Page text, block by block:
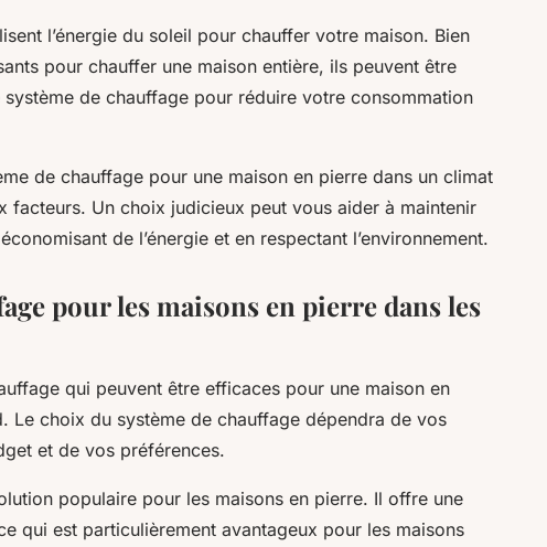
l’énergie du soleil pour chauffer votre maison. Bien
pour chauffer une maison entière, ils peuvent être
système de chauffage pour réduire votre consommation
de chauffage pour une maison en pierre dans un climat
facteurs. Un choix judicieux peut vous aider à maintenir
de l’énergie et en respectant l’environnement.
pour les maisons en pierre dans les
qui peuvent être efficaces pour une maison en
Le choix du système de chauffage dépendra de vos
et de vos préférences.
populaire pour les maisons en pierre. Il offre une
qui est particulièrement avantageux pour les maisons